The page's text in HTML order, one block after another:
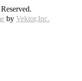
by Vektor,Inc.